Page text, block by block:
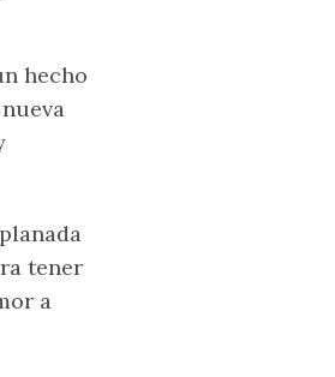
hecho
tener
a